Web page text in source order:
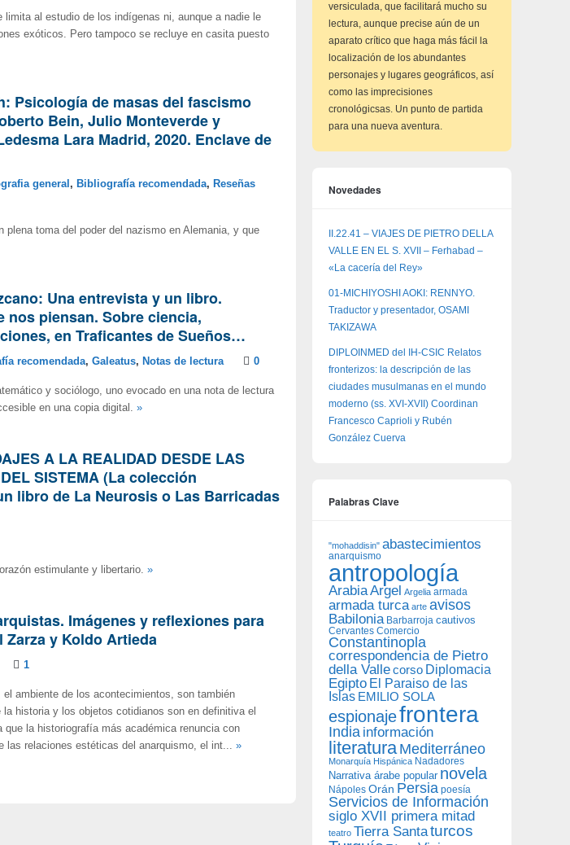
al estudio de los indígenas ni, aunque a nadie le
exóticos. Pero tampoco se recluye en casita puesto
Psicología de masas del fascismo
Bein, Julio Monteverde y
Lara Madrid, 2020. Enclave de
general , Bibliografía recomendada, Reseñas
toma del poder del nazismo en Alemania, y que
Una entrevista y un libro.
nos piensan. Sobre ciencia,
en Traficantes de Sueños…
recomendada, Galeatus, Notas de lectura 0
y sociólogo, uno evocado en una nota de lectura
en una copia digital. »
A LA REALIDAD DESDE LAS
SISTEMA (La colección
libro de La Neurosis o Las Barricadas
estimulante y libertario. »
Imágenes y reflexiones para
y Koldo Artieda
1
ambiente de los acontecimientos, son también
historia y los objetos cotidianos son en definitiva el
la historiografía más académica renuncia con
las relaciones estéticas del anarquismo, el int... »
versiculada, que facilitará mucho su
lectura, aunque precise aún de un
aparato crítico que haga más fácil la
localización de los abundantes
personajes y lugares geográficos, así
como las imprecisiones
cronológicsas. Un punto de partida
para una nueva aventura.
Novedades
II.22.41 – VIAJES DE PIETRO DELLA
VALLE EN EL S. XVII – Ferhabad –
«La cacería del Rey»
01-MICHIYOSHI AOKI: RENNYO.
Traductor y presentador, OSAMI
TAKIZAWA
DIPLOINMED del IH-CSIC Relatos
fronterizos: la descripción de las
ciudades musulmanas en el mundo
moderno (ss. XVI-XVII) Coordinan
Francesco Caprioli y Rubén
González Cuerva
Palabras Clave
"mohaddisin" abastecimientos
anarquismo
antropología
ArabiaArgel Argelia armada
armada turca arte avisos
Babilonia Barbarroja cautivos
Cervantes Comercio
Constantinopla
correspondencia de Pietro
della Vallecorso Diplomacia
Egipto El Paraiso de las
Islas EMILIO SOLA
espionajefrontera
India información
literatura Mediterráneo
Monarquía Hispánica Nadadores
Narrativa árabe popular novela
Nápoles Orán Persia poesía
Servicios de Información
siglo XVII primera mitad
teatro Tierra Santaturcos